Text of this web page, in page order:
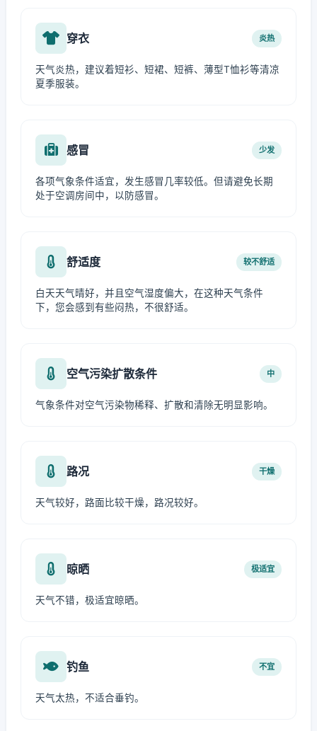
穿衣 炎热
天气炎热，建议着短衫、短裙、短裤、薄型T恤衫等清凉
夏季服装。
感冒 少发
各项气象条件适宜，发生感冒几率较低。但请避免长期
处于空调房间中，以防感冒。
舒适度 较不舒适
白天天气晴好，并且空气湿度偏大，在这种天气条件
下，您会感到有些闷热，不很舒适。
空气污染扩散条件 中
气象条件对空气污染物稀释、扩散和清除无明显影响。
路况 干燥
天气较好，路面比较干燥，路况较好。
晾晒 极适宜
天气不错，极适宜晾晒。
钓鱼 不宜
天气太热，不适合垂钓。